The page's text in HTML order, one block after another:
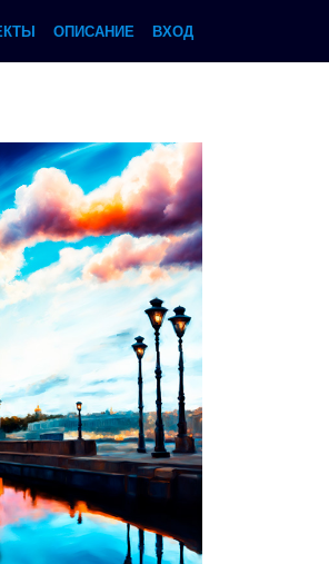
ОПИСАНИЕ ВХОД